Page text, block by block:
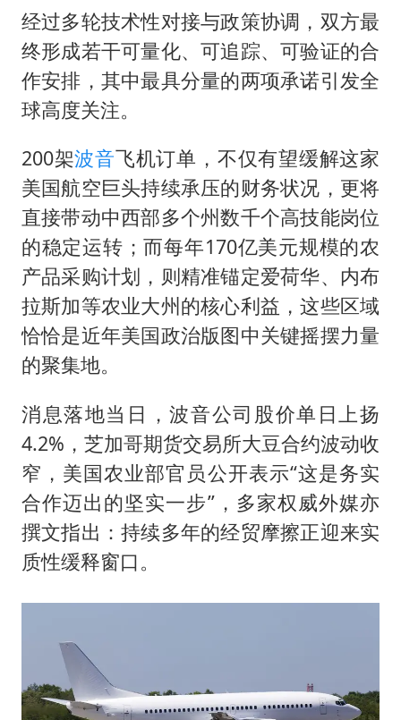
经过多轮技术性对接与政策协调，双方最
终形成若干可量化、可追踪、可验证的合
作安排，其中最具分量的两项承诺引发全
球高度关注。
200架波音飞机订单，不仅有望缓解这家
美国航空巨头持续承压的财务状况，更将
直接带动中西部多个州数千个高技能岗位
的稳定运转；而每年170亿美元规模的农
产品采购计划，则精准锚定爱荷华、内布
拉斯加等农业大州的核心利益，这些区域
恰恰是近年美国政治版图中关键摇摆力量
的聚集地。
消息落地当日，波音公司股价单日上扬
4.2%，芝加哥期货交易所大豆合约波动收
窄，美国农业部官员公开表示“这是务实
合作迈出的坚实一步”，多家权威外媒亦
撰文指出：持续多年的经贸摩擦正迎来实
质性缓释窗口。